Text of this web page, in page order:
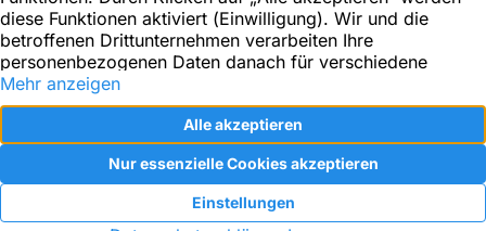
Ihr Immobilienmakler in Düsseldorf oder für Neuss, Ratingen
& Umgebung
Objekt-Tracking
Impressum
Kontakt